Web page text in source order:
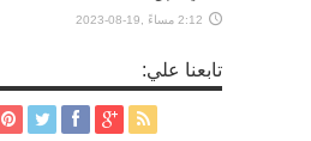
2:12 مساءً ,19-08-2023
تابعنا علي: